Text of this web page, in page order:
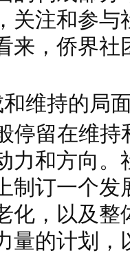
关注和参
来，侨界
和维持的局
留在维持
力和方向。
制订一个
化，以及整
量的计划